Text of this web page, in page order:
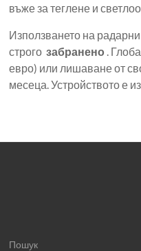
въже за теглене и
Използването на
строгозабранено .
евро) или лишаване от
месеца. Устройството е
Пошук